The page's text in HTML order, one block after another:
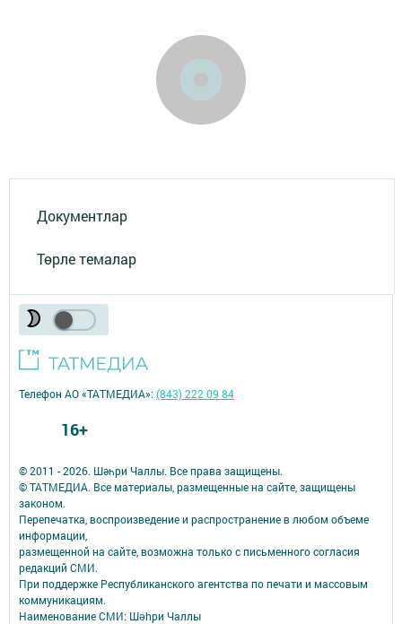
Документлар
Төрле темалар
© 2011 - 2026. Шәһри Чаллы. Все права защищены.
© ТАТМЕДИА. Все материалы, размещенные на сайте, защищены
законом.
Перепечатка, воспроизведение и распространение в любом объеме
информации,
размещенной на сайте, возможна только с письменного согласия
редакций СМИ.
При поддержке Республиканского агентства по печати и массовым
коммуникациям.
Наименование СМИ: Шəhри Чаллы
Телефон АО «ТАТМЕДИА»:(843) 222 09 84
16+